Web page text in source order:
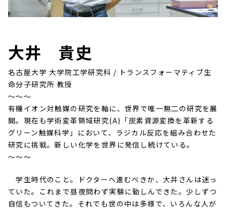
大井 貴史
名古屋大学 大学院工学研究科 / トランスフォーマティブ生
命分子研究所 教授
～～～
有機イオン対触媒の研究を軸に、世界で唯一無二の研究を展
開。現在も学術変革領域研究(A)「炭素資源変換を革新する
グリーン触媒科学」において、ラジカル反応を組み合わせた
研究に挑戦。新しい化学を世界に発信し続けている。
～～～
学生時代のこと。ドクターへ進むべきか、大井さんは迷っ
ていた。これまで昼夜問わず実験に勤しんできた。少しずつ
自信もついてきた。それでも世の中は多様で、いろんな人が